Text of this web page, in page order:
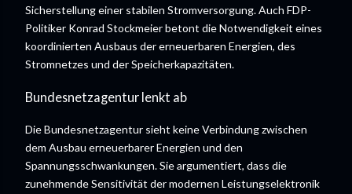
Sicherstellung einer stabilen Stromversorgung. Auch FDP-
Politiker Konrad Stockmeier betont die Notwendigkeit eines
koordinierten Ausbaus der erneuerbaren Energien, des
Stromnetzes und der Speicherkapazitäten.
Bundesnetzagentur lenkt ab
Die Bundesnetzagentur sieht keine Verbindung zwischen
dem Ausbau erneuerbarer Energien und den
Spannungsschwankungen. Sie argumentiert, dass die
zunehmende Sensitivität der modernen Leistungselektronik